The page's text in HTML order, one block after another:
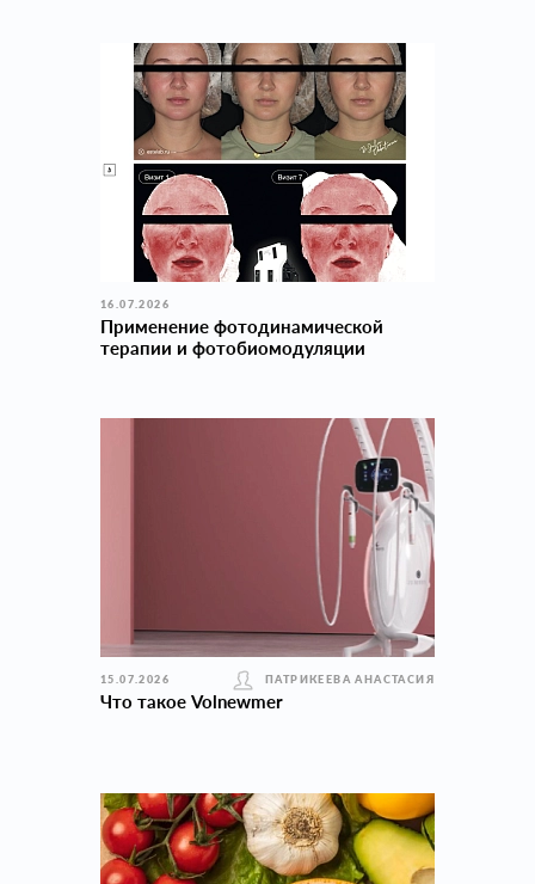
16.07.2026
Применение фотодинамической
терапии и фотобиомодуляции
15.07.2026 ПАТРИКЕЕВА АНАСТАСИЯ
Что такое Volnewmer